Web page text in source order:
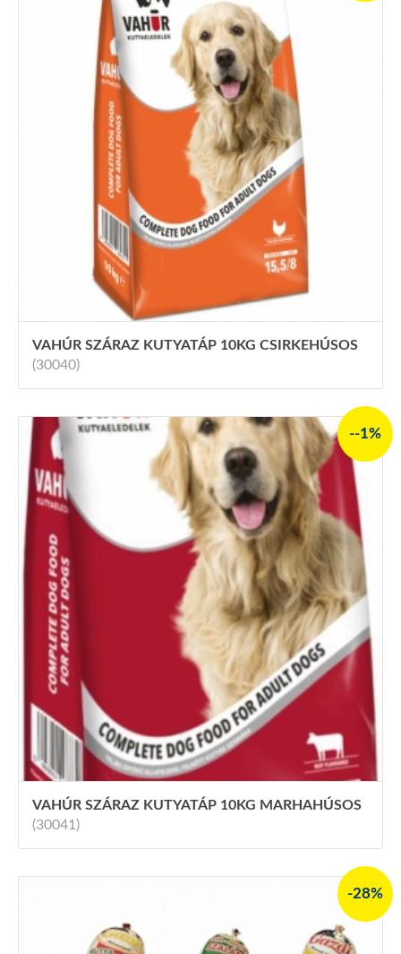
VAHÚR SZÁRAZ KUTYATÁP 10KG CSIRKEHÚSOS
(30040)
--1%
VAHÚR SZÁRAZ KUTYATÁP 10KG MARHAHÚSOS
(30041)
-28%